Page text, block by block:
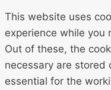
This website uses
experience while you
Out of these, the
necessary are stored
essential for the